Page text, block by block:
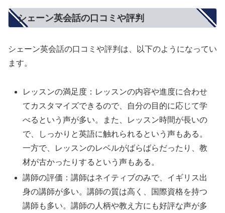
シェーン英会話の口コミや評判
シェーン英会話の口コミや評判は、以下のようになってい
ます。
レッスンの満足度：レッスンの内容や進度に合わせ
てカスタマイズできるので、自分の目的に応じて学
べるという声が多い。また、レッスン時間が長いの
で、しっかりと英語に触れられるという声もある。
一方で、レッスンのレベルがばらばらだったり、教
材が古かったりするという声もある。
講師の評価：講師はネイティブのみで、イギリス出
身の講師が多い。講師の質は高く、国際資格を持つ
講師も多い。講師の人柄や教え方にも好評な声が多